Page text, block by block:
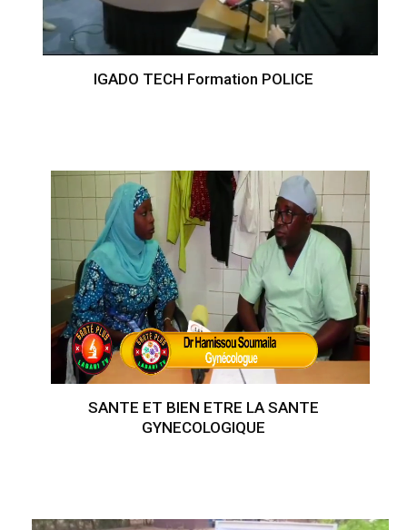
IGADO TECH Formation POLICE
SANTE ET BIEN ETRE LA SANTE
GYNECOLOGIQUE